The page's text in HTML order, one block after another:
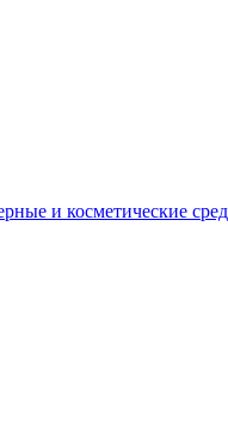
и косметические